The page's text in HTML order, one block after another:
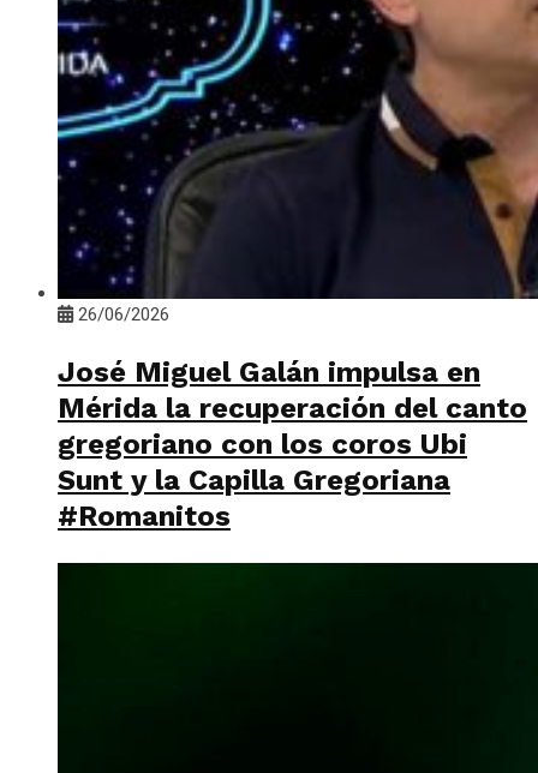
26/06/2026
José Miguel Galán impulsa en
Mérida la recuperación del canto
gregoriano con los coros Ubi
Sunt y la Capilla Gregoriana
#Romanitos